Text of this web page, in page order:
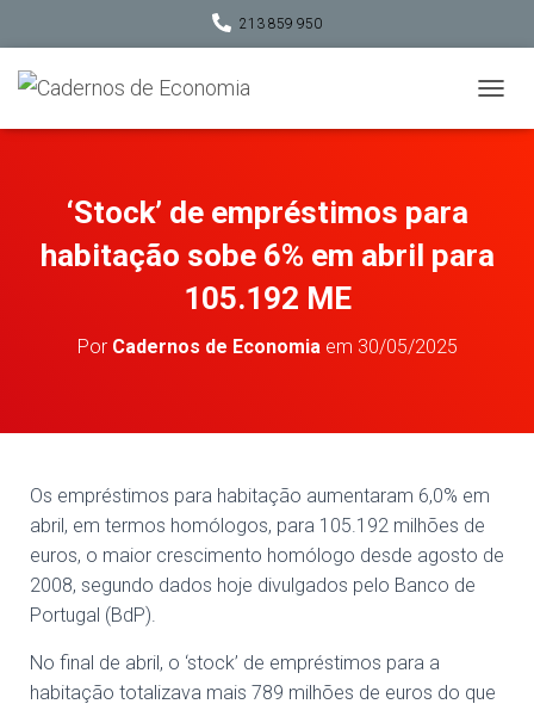
213 859 950
L
R
‘Stock’ de empréstimos para
habitação sobe 6% em abril para
105.192 ME
Por Cadernos de Economiaem 30/05/2025
Os empréstimos para habitação aumentaram 6,0% em
abril, em termos homólogos, para 105.192 milhões de
euros, o maior crescimento homólogo desde agosto de
2008, segundo dados hoje divulgados pelo Banco de
Portugal (BdP).
No final de abril, o ‘stock’ de empréstimos para a
habitação totalizava mais 789 milhões de euros do que